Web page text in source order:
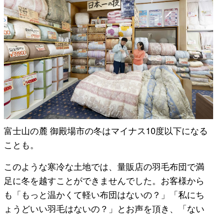
富士山の麓 御殿場市の冬はマイナス10度以下になる
ことも。
このような寒冷な土地では、量販店の羽毛布団で満
足に冬を越すことができませんでした。お客様から
も「もっと温かくて軽い布団はないの？」「私にち
ょうどいい羽毛はないの？」とお声を頂き、「ない